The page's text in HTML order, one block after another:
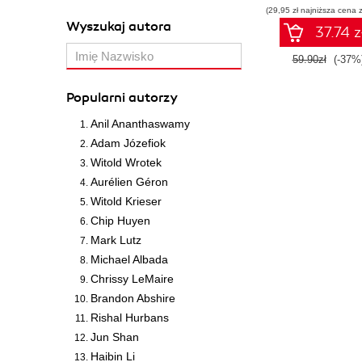
Wyszukaj autora
Popularni autorzy
Anil Ananthaswamy
Adam Józefiok
Witold Wrotek
Aurélien Géron
Witold Krieser
Chip Huyen
Mark Lutz
Michael Albada
Chrissy LeMaire
Brandon Abshire
Rishal Hurbans
Jun Shan
Haibin Li
Dockera
(29,95 zł najniższa cena
37.74
59.90zł (-